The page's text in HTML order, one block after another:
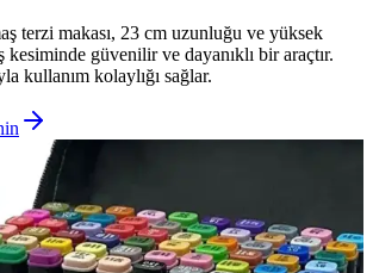
terzi makası, 23 cm uzunluğu ve yüksek
kesiminde güvenilir ve dayanıklı bir araçtır.
kullanım kolaylığı sağlar.